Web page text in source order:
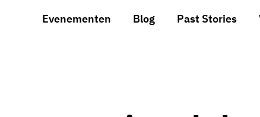
Evenementen Blog Past Stories